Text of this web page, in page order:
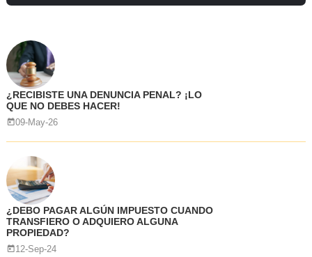
¿RECIBISTE UNA DENUNCIA PENAL? ¡LO
QUE NO DEBES HACER!
09-May-26
¿DEBO PAGAR ALGÚN IMPUESTO CUANDO
TRANSFIERO O ADQUIERO ALGUNA
PROPIEDAD?
12-Sep-24